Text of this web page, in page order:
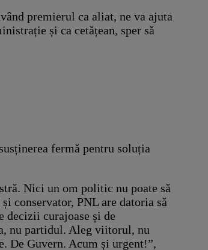
premierul ca aliat, ne va ajuta
și ca cetățean, sper să
fermă pentru soluția
Nici un om politic nu poate să
conservator, PNL are datoria să
decizii curajoase și de
nu partidul. Aleg viitorul, nu
De Guvern. Acum și urgent!”,